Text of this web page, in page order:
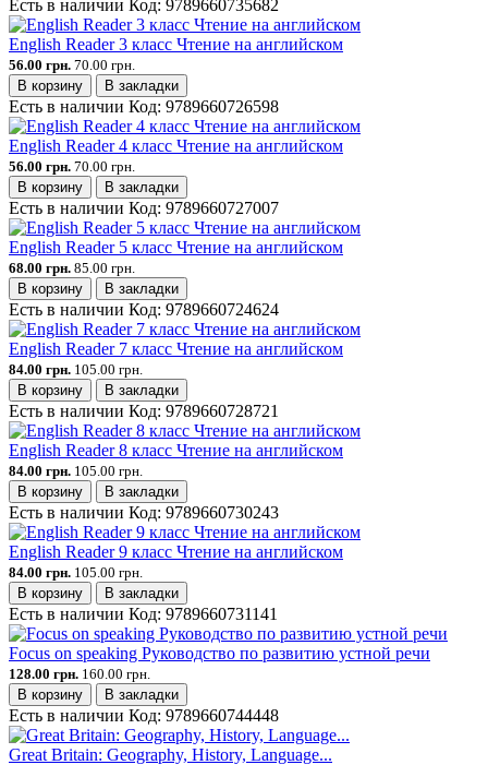
Есть в наличии Код: 9789660735682
English Reader 3 класс Чтение на английском
56.00 грн. 70.00 грн.
В корзину
В закладки
Есть в наличии Код: 9789660726598
English Reader 4 класс Чтение на английском
56.00 грн. 70.00 грн.
В корзину
В закладки
Есть в наличии Код: 9789660727007
English Reader 5 класс Чтение на английском
68.00 грн. 85.00 грн.
В корзину
В закладки
Есть в наличии Код: 9789660724624
English Reader 7 класс Чтение на английском
84.00 грн. 105.00 грн.
В корзину
В закладки
Есть в наличии Код: 9789660728721
English Reader 8 класс Чтение на английском
84.00 грн. 105.00 грн.
В корзину
В закладки
Есть в наличии Код: 9789660730243
English Reader 9 класс Чтение на английском
84.00 грн. 105.00 грн.
В корзину
В закладки
Есть в наличии Код: 9789660731141
Focus on speaking Руководство по развитию устной речи
128.00 грн. 160.00 грн.
В корзину
В закладки
Есть в наличии Код: 9789660744448
Great Britain: Geography, History, Language...